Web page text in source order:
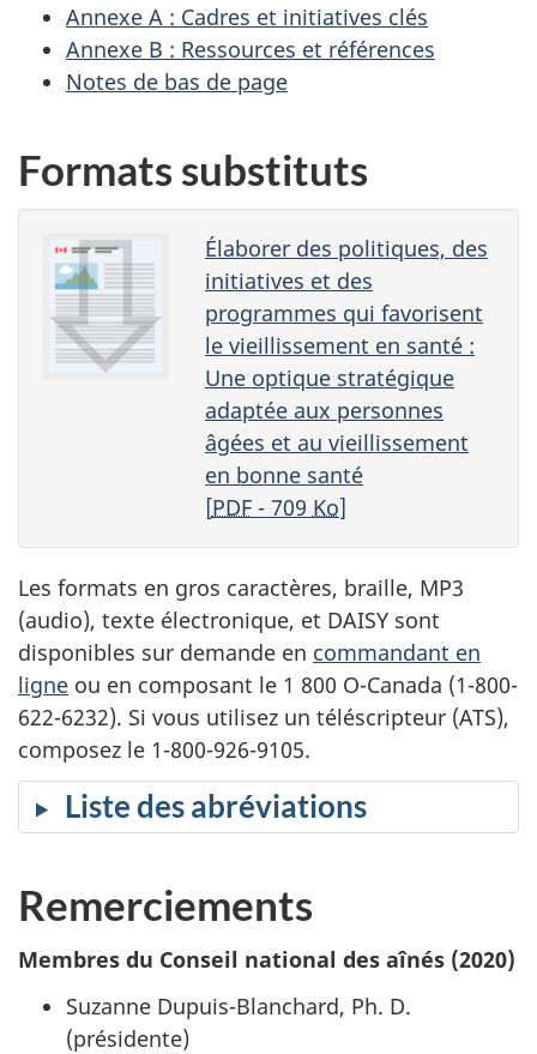
Annexe A : Cadres et initiatives clés
Annexe B : Ressources et références
Notes de bas de page
Formats substituts
Élaborer des politiques, des
initiatives et des
programmes qui favorisent
le vieillissement en santé :
Une optique stratégique
adaptée aux personnes
âgées et au vieillissement
en bonne santé
[PDF- 709 Ko]
Les formats en gros caractères, braille, MP3
(audio), texte électronique, et DAISY sont
disponibles sur demande en commandant en
ligne ou en composant le 1 800 O-Canada (1-800-
622-6232). Si vous utilisez un téléscripteur (ATS),
composez le 1-800-926-9105.
Liste des abréviations
Remerciements
Membres du Conseil national des aînés (2020)
Suzanne Dupuis-Blanchard, Ph. D.
(présidente)